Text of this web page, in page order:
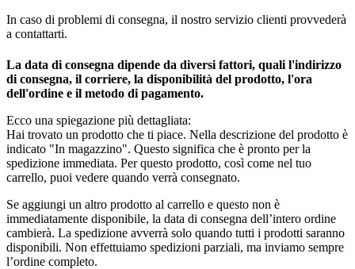
In caso di problemi di consegna, il nostro servizio clienti provvederà
a contattarti.
La data di consegna dipende da diversi fattori, quali l'indirizzo
di consegna, il corriere, la disponibilità del prodotto, l'ora
dell'ordine e il metodo di pagamento.
Ecco una spiegazione più dettagliata:
Hai trovato un prodotto che ti piace. Nella descrizione del prodotto è
indicato "In magazzino". Questo significa che è pronto per la
spedizione immediata. Per questo prodotto, così come nel tuo
carrello, puoi vedere quando verrà consegnato.
Se aggiungi un altro prodotto al carrello e questo non è
immediatamente disponibile, la data di consegna dell’intero ordine
cambierà. La spedizione avverrà solo quando tutti i prodotti saranno
disponibili. Non effettuiamo spedizioni parziali, ma inviamo sempre
l’ordine completo.